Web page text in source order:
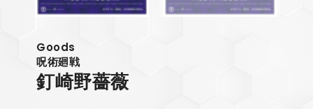
Goods
呪術廻戦
釘崎野薔薇